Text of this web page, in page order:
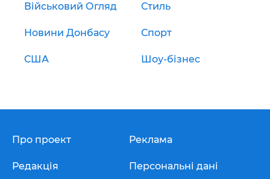
Військовий Огляд Стиль
Новини Донбасу Спорт
США Шоу-бізнес
Про проект
Редакція
Реклама
Персональні дані